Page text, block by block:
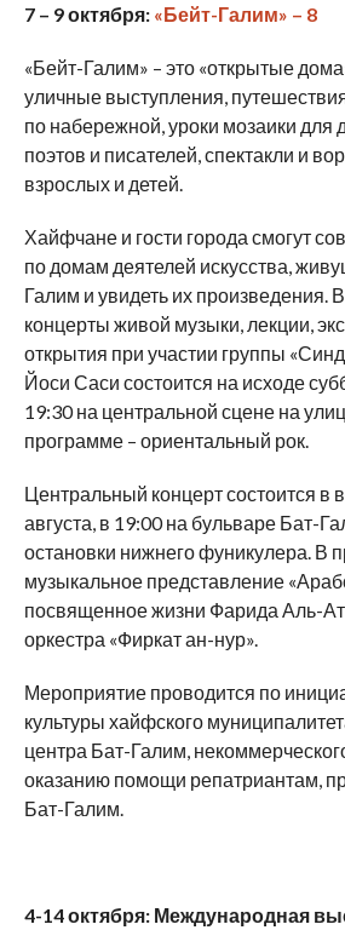
7 – 9 октября: «Бейт-Галим» – 8
«Бейт-Галим» – это «открытые
уличные выступления,
по набережной, уроки мозаики для
поэтов и писателей, спектакли и
взрослых и детей.
Хайфчане и гости города смогут
по домам деятелей искусства,
Галим и увидеть их произведения.
концерты живой музыки, лекции,
открытия при участии группы
Йоси Саси состоится на исходе
19:30 на центральной сцене на
программе – ориентальный рок.
Центральный концерт состоится в
августа, в 19:00 на бульваре Бат-
остановки нижнего фуникулера. В
музыкальное представление
посвященное жизни Фарида Аль-
оркестра «Фиркат ан-нур».
Мероприятие проводится по
культуры хайфского
центра Бат-Галим,
оказанию помощи репатриантам,
Бат-Галим.
4-14 октября: Международная